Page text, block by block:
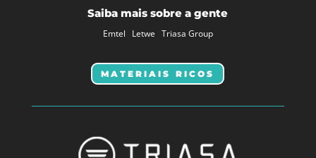
Saiba mais sobre a gente
Emtel Letwe Triasa Group
MATERIAIS RICOS